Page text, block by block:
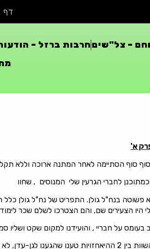
דף
– צל"שיםחרבות ברזל –
א'
לחברי הגרעין שלי המנוסים , שחוו
בנח"ל גולן. התפריט של נח"ל גולן כלל
הצעירים שם, והם הצטרכו לשלם שכר לימוד
על חבריי , והועידנו למקום שקט ושליו
עדן, לא פחות מכך!